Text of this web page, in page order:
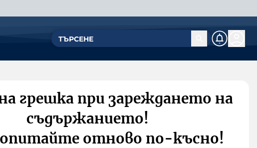
грешка при зареждането на
съдържанието!
отново по-късно!